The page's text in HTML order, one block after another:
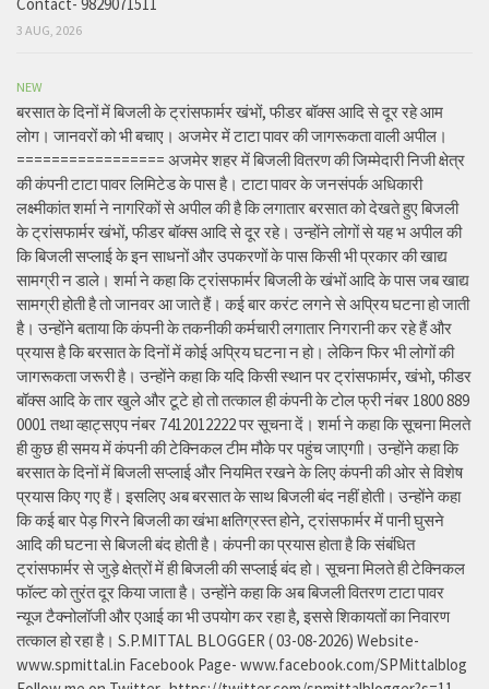
3 AUG, 2026
NEW
बरसात के दिनों में बिजली के ट्रांसफार्मर खंभों, फीडर बॉक्स आदि से दूर रहे आम
लोग। जानवरों को भी बचाए। अजमेर में टाटा पावर की जागरूकता वाली अपील।
================= अजमेर शहर में बिजली वितरण की जिम्मेदारी निजी क्षेत्र
की कंपनी टाटा पावर लिमिटेड के पास है। टाटा पावर के जनसंपर्क अधिकारी
लक्ष्मीकांत शर्मा ने नागरिकों से अपील की है कि लगातार बरसात को देखते हुए बिजली
के ट्रांसफार्मर खंभों, फीडर बॉक्स आदि से दूर रहे। उन्होंने लोगों से यह भ अपील की
कि बिजली सप्लाई के इन साधनों और उपकरणों के पास किसी भी प्रकार की खाद्य
सामग्री न डाले। शर्मा ने कहा कि ट्रांसफार्मर बिजली के खंभों आदि के पास जब खाद्य
सामग्री होती है तो जानवर आ जाते हैं। कई बार करंट लगने से अप्रिय घटना हो जाती
है। उन्होंने बताया कि कंपनी के तकनीकी कर्मचारी लगातार निगरानी कर रहे हैं और
प्रयास है कि बरसात के दिनों में कोई अप्रिय घटना न हो। लेकिन फिर भी लोगों की
जागरूकता जरूरी है। उन्होंने कहा कि यदि किसी स्थान पर ट्रांसफार्मर, खंभो, फीडर
बॉक्स आदि के तार खुले और टूटे हो तो तत्काल ही कंपनी के टोल फ्री नंबर 1800 889
0001 तथा व्हाट्सएप नंबर 7412012222 पर सूचना दें। शर्मा ने कहा कि सूचना मिलते
ही कुछ ही समय में कंपनी की टेक्निकल टीम मौके पर पहुंच जाएगाी। उन्होंने कहा कि
बरसात के दिनों में बिजली सप्लाई और नियमित रखने के लिए कंपनी की ओर से विशेष
प्रयास किए गए हैं। इसलिए अब बरसात के साथ बिजली बंद नहीं होती। उन्होंने कहा
कि कई बार पेड़ गिरने बिजली का खंभा क्षतिग्रस्त होने, ट्रांसफार्मर में पानी घुसने
आदि की घटना से बिजली बंद होती है। कंपनी का प्रयास होता है कि संबंधित
ट्रांसफार्मर से जुड़े क्षेत्रों में ही बिजली की सप्लाई बंद हो। सूचना मिलते ही टेक्निकल
फॉल्ट को तुरंत दूर किया जाता है। उन्होंने कहा कि अब बिजली वितरण टाटा पावर
न्यूज टैक्नोलॉजी और एआई का भी उपयोग कर रहा है, इससे शिकायतों का निवारण
तत्काल हो रहा है। S.P.MITTAL BLOGGER ( 03-08-2026) Website-
www.spmittal.in Facebook Page- www.facebook.com/SPMittalblog